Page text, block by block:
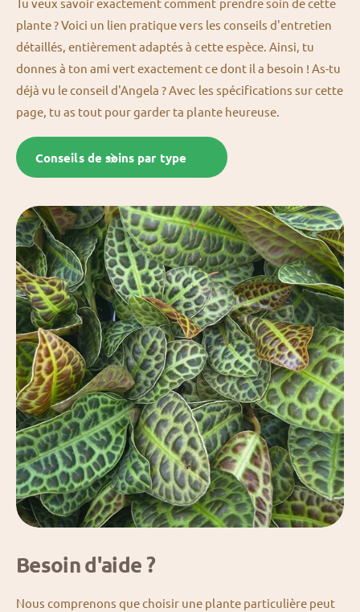
plante ? Voici un lien pratique vers les conseils d'entretien
détaillés, entièrement adaptés à cette espèce. Ainsi, tu
donnes à ton ami vert exactement ce dont il a besoin ! As-tu
déjà vu le conseil d'Angela ? Avec les spécifications sur cette
page, tu as tout pour garder ta plante heureuse.
Conseils de soins par type
Besoin d'aide ?
Nous comprenons que choisir une plante particulière peut